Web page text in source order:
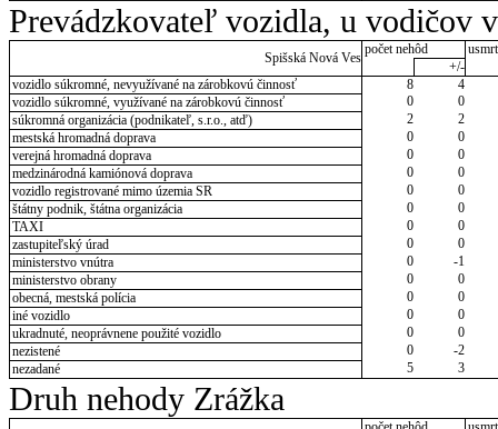
Prevádzkovateľ vozidla, u vodičov
Spišská Nová Ves
počet nehôd
+/-
vozidlo súkromné, nevyužívané na zárobkovú činnosť
8
4
vozidlo súkromné, využívané na zárobkovú činnosť
0
0
súkromná organizácia (podnikateľ, s.r.o., atď)
2
2
mestská hromadná doprava
0
0
verejná hromadná doprava
0
0
medzinárodná kamiónová doprava
0
0
vozidlo registrované mimo územia SR
0
0
štátny podnik, štátna organizácia
0
0
TAXI
0
0
zastupiteľský úrad
0
0
ministerstvo vnútra
0
-1
ministerstvo obrany
0
0
obecná, mestská polícia
0
0
iné vozidlo
0
0
ukradnuté, neoprávnene použité vozidlo
0
0
nezistené
0
-2
nezadané
5 3
Druh nehody Zrážka